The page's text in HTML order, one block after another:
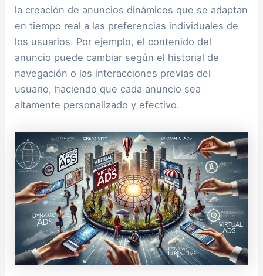
la creación de anuncios dinámicos que se adaptan
en tiempo real a las preferencias individuales de
los usuarios. Por ejemplo, el contenido del
anuncio puede cambiar según el historial de
navegación o las interacciones previas del
usuario, haciendo que cada anuncio sea
altamente personalizado y efectivo.